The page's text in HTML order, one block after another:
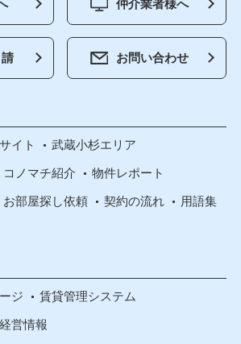
仲介業者様へ
お問い合わせ
イト 武蔵小杉エリア
コノマチ紹介 物件レポート
お部屋探し依頼 契約の流れ 用語集
ジ 賃貸管理システム
営情報